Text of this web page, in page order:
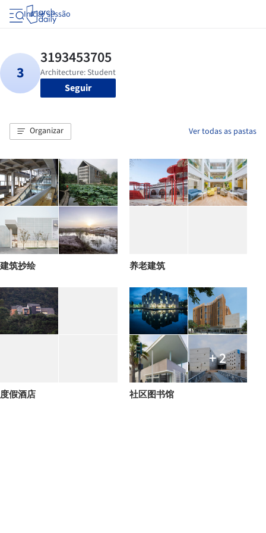
Iniciar sessão
Seguir
Organizar Ver todas as pastas
建筑抄绘 养老建筑
度假酒店
+ 2
社区图书馆